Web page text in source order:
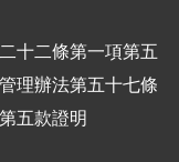
十二條第一項第五
理辦法第五十七條
五款證明